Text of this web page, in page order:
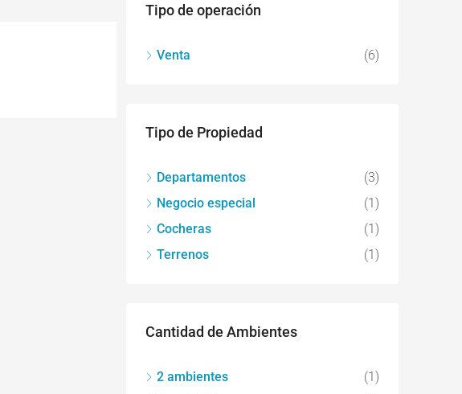
Tipo de operación
Venta (6)
Tipo de Propiedad
Departamentos
(3)
Negocio especial
(1)
Cocheras
(1)
Terrenos
(1)
Cantidad de Ambientes
2 ambientes
(1)